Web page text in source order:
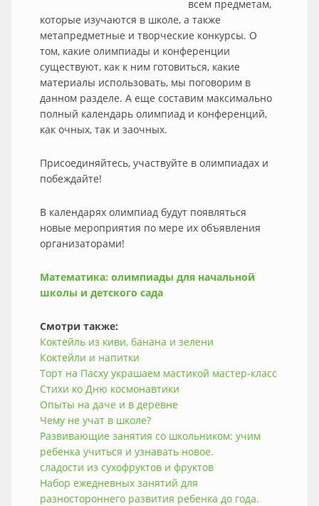
всем предметам,
которые изучаются в школе, а также
метапредметные и творческие конкурсы. О
том, какие олимпиады и конференции
существуют, как к ним готовиться, какие
материалы использовать, мы поговорим в
данном разделе. А еще составим максимально
полный календарь олимпиад и конференций,
как очных, так и заочных.
Присоединяйтесь, участвуйте в олимпиадах и
побеждайте!
В календарях олимпиад будут появляться
новые мероприятия по мере их объявления
организаторами!
Математика: олимпиады для начальной
школы и детского сада
Смотри также:
Коктейль из киви, банана и зелени
Коктейли и напитки
Торт на Пасху украшаем мастикой мастер-класс
Стихи ко Дню космонавтики
Опыты на даче и в деревне
Чему не учат в школе?
Развивающие занятия со школьником: учим
ребенка учиться и узнавать новое.
сладости из сухофруктов и фруктов
Набор ежедневных занятий для
разностороннего развития ребенка до года.